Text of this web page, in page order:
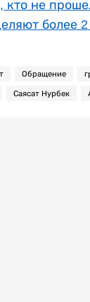
кто не
более
Обращение
Саясат Нурбек